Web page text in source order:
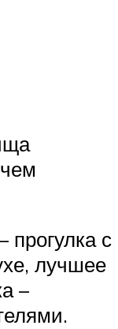
с
лучшее
–